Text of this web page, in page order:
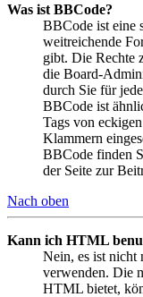
Was ist BBCode?
BBCode ist eine
weitreichende
gibt. Die Rechte
die Board-
durch Sie für
BBCode ist
Tags von
Klammern
BBCode finden
der Seite zur
Nach oben
Kann ich HTML
Nein, es ist
verwenden. Die
HTML bietet,